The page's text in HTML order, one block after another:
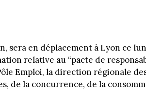
sera en déplacement à Lyon ce
relative au “pacte de
Emploi, la direction régionale
de la concurrence, de la